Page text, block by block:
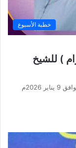
خطبة الأسبوع
) للشيخ
خطبة الجمعة القادمة بتاريخ ٢٠ من رجب 1447ه‍ الموافق 9 يناير 2026م